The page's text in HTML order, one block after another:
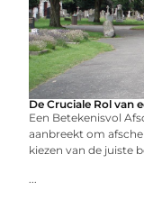
De Cruciale Rol van
Een Betekenisvol
aanbreekt om
kiezen van de juiste
...